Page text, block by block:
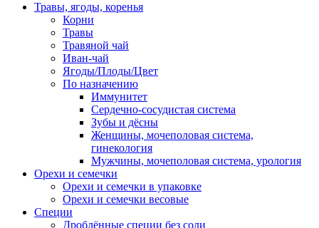
Травы, ягоды, коренья
Корни
Травы
Травяной чай
Иван-чай
Ягоды/Плоды/Цвет
По назначению
Иммунитет
Сердечно-сосудистая система
Зубы и дёсны
Женщины, мочеполовая система,
гинекология
Мужчины, мочеполовая система, урология
Орехи и семечки
Орехи и семечки в упаковке
Орехи и семечки весовые
Специи
Дроблённые специи без соли